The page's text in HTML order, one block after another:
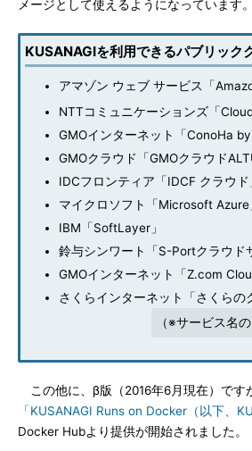
メージとして使えるようになっています。
KUSANAGIを利用できるパブリック
アマゾン ウェブ サービス「
NTTコミュニケーションズ「
GMOインターネット「ConoHa by
GMOクラウド「GMOクラウド
IDCフロンティア「IDCF クラウド
マイクロソフト「Microsoft Azure
IBM「SoftLayer」
鈴与シンワート「S-Portクラウド
GMOインターネット「Z.com
さくらインターネット「さくらの
（※サービス名
この他に、β版（2016年6月現在）です
「KUSANAGI Runs on Docker（以下、
Docker Hubより提供が開始されました。